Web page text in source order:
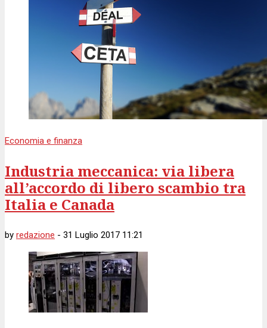
Economia e finanza
Industria meccanica: via libera
all’accordo di libero scambio tra
Italia e Canada
by redazione - 31 Luglio 2017 11:21